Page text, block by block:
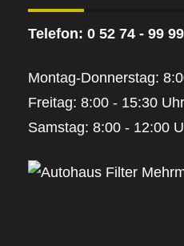
Telefon: 0 52 74 - 99
Montag-Donnerstag:
Freitag: 8:00 - 15:30 Uhr
Samstag: 8:00 - 12:00